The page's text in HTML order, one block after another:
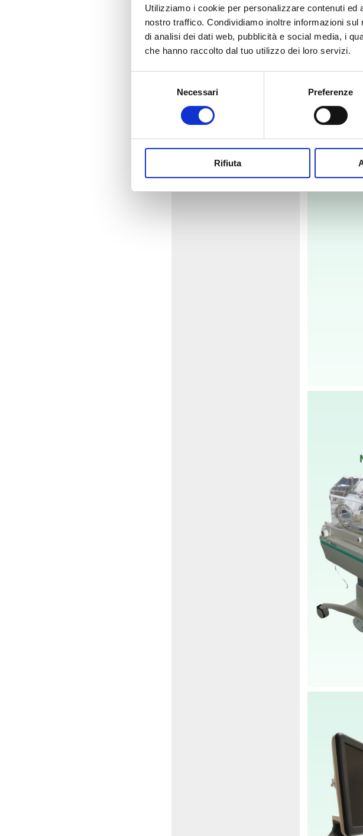
Utilizziamo i cookie per personalizzare contenuti
nostro traffico. Condividiamo inoltre informazioni
di analisi dei dati web, pubblicità e social media, i
che hanno raccolto dal tuo utilizzo dei loro servizi.
Necessari Preferenze
Rifiuta
neonatali, e
pazienti
"Non si tratta solo